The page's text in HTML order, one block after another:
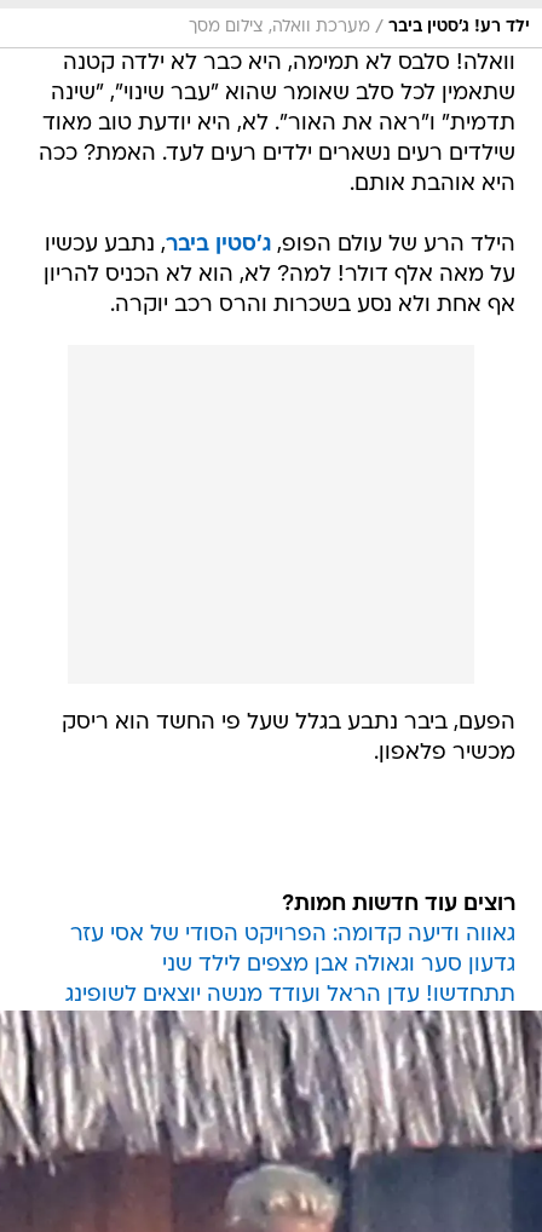
ילד רע! ג'סטין ביבר / מערכת וואלה, צילום מסך
וואלה! סלבס לא תמימה, היא כבר לא ילדה קטנה
שתאמין לכל סלב שאומר שהוא "עבר שינוי", "שינה
תדמית" ו"ראה את האור". לא, היא יודעת טוב מאוד
שילדים רעים נשארים ילדים רעים לעד. האמת? ככה
היא אוהבת אותם.
הילד הרע של עולם הפופ,ג'סטין ביבר, נתבע עכשיו
על מאה אלף דולר! למה? לא, הוא לא הכניס להריון
אף אחת ולא נסע בשכרות והרס רכב יוקרה.
הפעם, ביבר נתבע בגלל שעל פי החשד הוא ריסק
מכשיר פלאפון.
רוצים עוד חדשות חמות?
גאווה ודיעה קדומה: הפרויקט הסודי של אסי עזר
גדעון סער וגאולה אבן מצפים לילד שני
תתחדשו! עדן הראל ועודד מנשה יוצאים לשופינג